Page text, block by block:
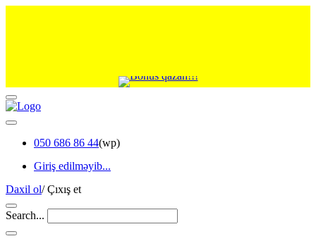
050 686 86 44(wp)
Giriş edilməyib...
Daxil ol/Çıxış et
Search...